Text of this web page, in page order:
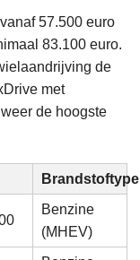
57.500 euro
83.100 euro.
de
met
de hoogste
Brandstoftype
Benzine
(MHEV)